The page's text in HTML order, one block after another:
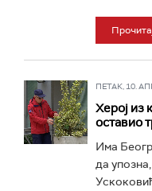
ПЕТАК, 10.
Херој из
оставио
Има
да